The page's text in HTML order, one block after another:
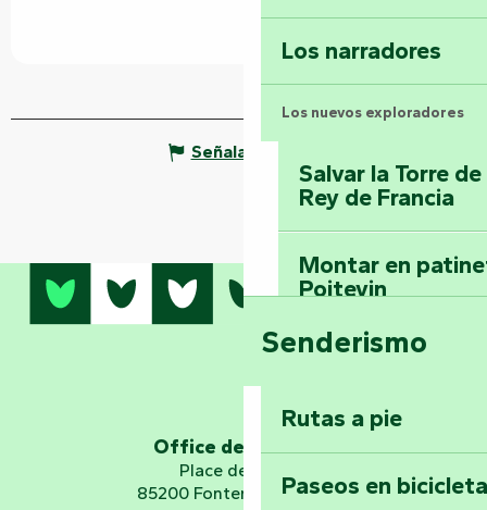
Los narradores
Los nuevos exploradores
Salvar la Torre
Rey de Francia
Montar en
Poitevin
Domine los
Vouvant
Embárquese en
Planetario
Senderismo
Rutas a pie
Paseos en
Señalar un error
Office de tourisme
Place de Verdun
85200 Fontenay-le-Comte